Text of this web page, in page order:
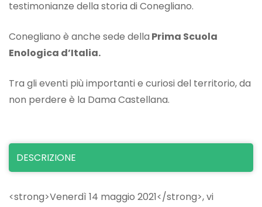
testimonianze della storia di Conegliano.
Conegliano è anche sede della Prima Scuola
Enologica d’Italia.
Tra gli eventi più importanti e curiosi del territorio, da
non perdere è la Dama Castellana.
DESCRIZIONE
<strong>Venerdì 14 maggio 2021</strong>, vi